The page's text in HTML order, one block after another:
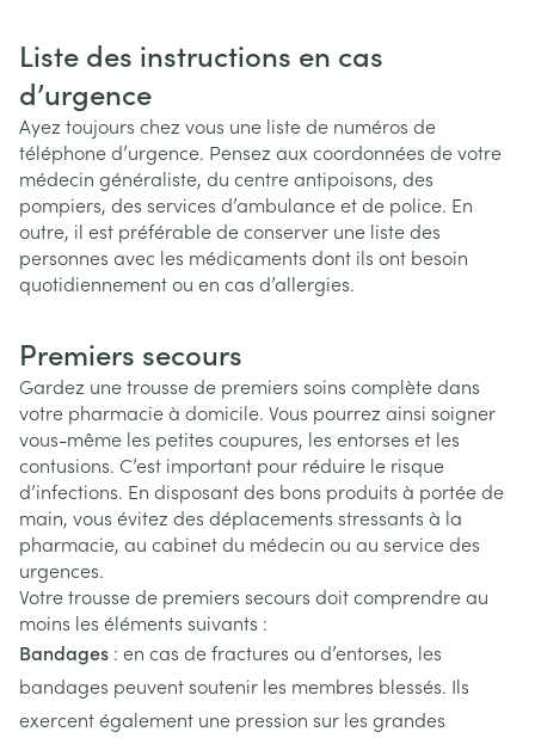
Liste des instructions en cas
d’urgence
Ayez toujours chez vous une liste de numéros de
téléphone d’urgence. Pensez aux coordonnées de votre
médecin généraliste, du centre antipoisons, des
pompiers, des services d’ambulance et de police. En
outre, il est préférable de conserver une liste des
personnes avec les médicaments dont ils ont besoin
quotidiennement ou en cas d’allergies.
Premiers secours
Gardez une trousse de premiers soins complète dans
votre pharmacie à domicile. Vous pourrez ainsi soigner
vous-même les petites coupures, les entorses et les
contusions. C’est important pour réduire le risque
d’infections. En disposant des bons produits à portée de
main, vous évitez des déplacements stressants à la
pharmacie, au cabinet du médecin ou au service des
urgences.
Votre trousse de premiers secours doit comprendre au
moins les éléments suivants :
Bandages : en cas de fractures ou d’entorses, les
bandages peuvent soutenir les membres blessés. Ils
exercent également une pression sur les grandes